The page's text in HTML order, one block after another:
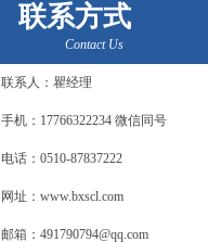
联系方式
Contact Us
联系人：瞿经理
手机：17766322234 微信同号
电话：0510-87837222
网址：www.bxscl.com
邮箱：491790794@qq.com